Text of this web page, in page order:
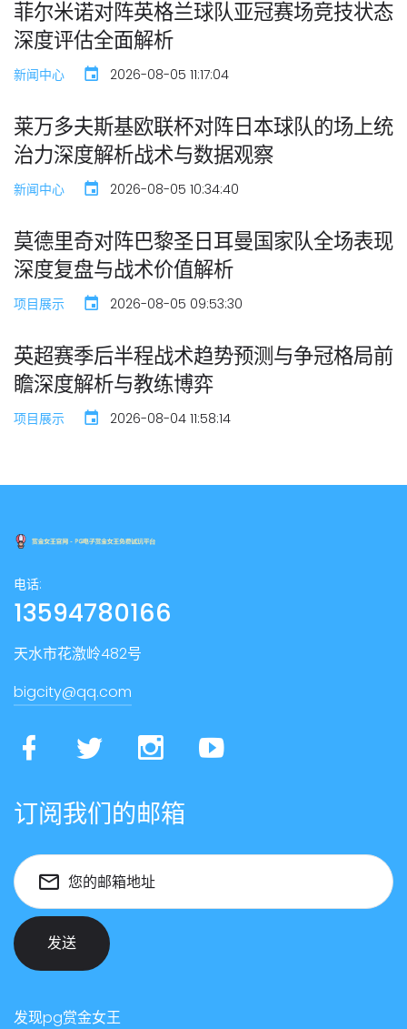
菲尔米诺对阵英格兰球队亚冠赛场竞技状态
深度评估全面解析
新闻中心 2026-08-05 11:17:04
莱万多夫斯基欧联杯对阵日本球队的场上统
治力深度解析战术与数据观察
新闻中心 2026-08-05 10:34:40
莫德里奇对阵巴黎圣日耳曼国家队全场表现
深度复盘与战术价值解析
项目展示 2026-08-05 09:53:30
英超赛季后半程战术趋势预测与争冠格局前
瞻深度解析与教练博弈
项目展示 2026-08-04 11:58:14
电话:
13594780166
天水市花激岭482号
bigcity@qq.com
订阅我们的邮箱
您的邮箱地址
发送
发现pg赏金女王